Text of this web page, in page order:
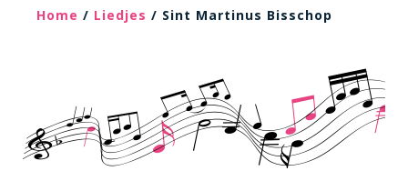
Home / Liedjes / Sint Martinus Bisschop